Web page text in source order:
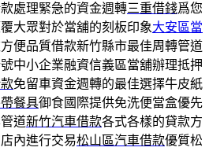
處理緊急的資金週轉三重借錢爲您
大眾對於當舖的刻板印象大安區當
便品質借款新竹縣市最佳周轉管道
中小企業融資信義區當舖辦理抵押
免留車資金週轉的最佳選擇牛皮紙
餐具御食國際提供免洗便當盒優先
道新竹汽車借款各式各樣的貸款方
內進行交易松山區汽車借款優質松